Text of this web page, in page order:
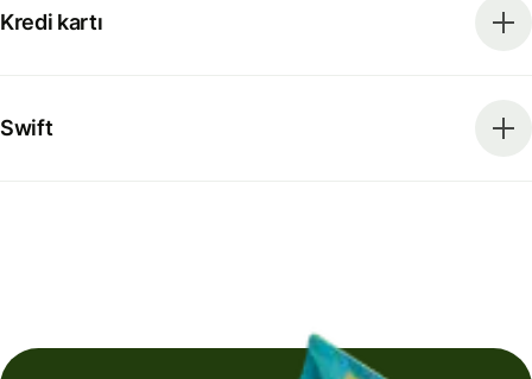
Kredi kartı
Swift